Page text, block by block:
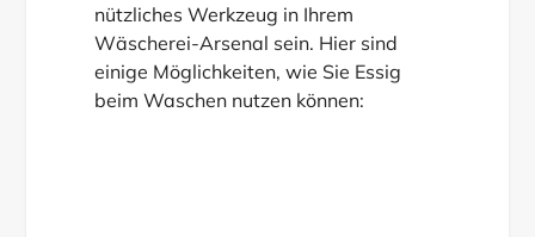
nützliches Werkzeug in Ihrem
Wäscherei-Arsenal sein. Hier sind
einige Möglichkeiten, wie Sie Essig
beim Waschen nutzen können: